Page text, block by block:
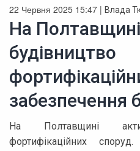
22 Червня 2025 15:47 | Влада
На
будівництво
забезпечення
На Полтавщині
фортифікаційних